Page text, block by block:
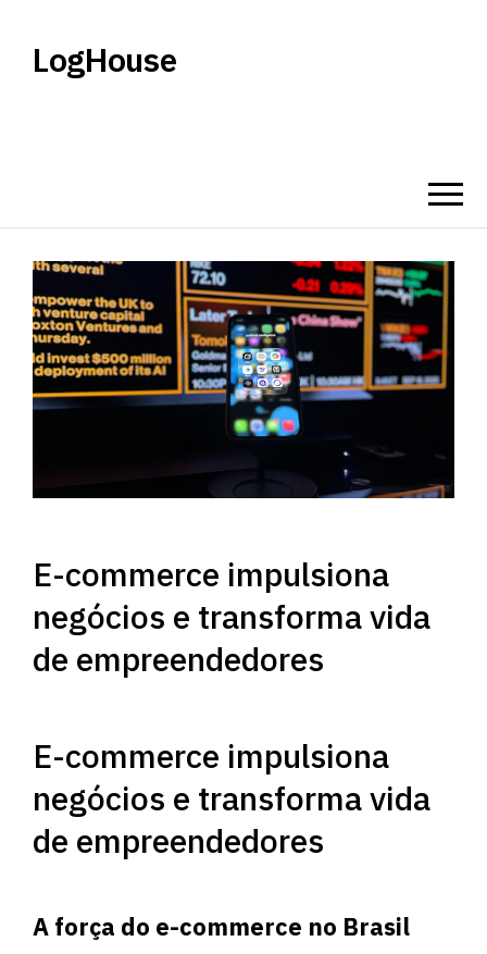
LogHouse
E-commerce impulsiona
negócios e transforma vida
de empreendedores
E-commerce impulsiona
negócios e transforma vida
de empreendedores
A força do e-commerce no Brasil